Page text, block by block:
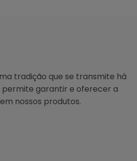
tradição que se transmite há
permite garantir e oferecer a
nossos produtos.